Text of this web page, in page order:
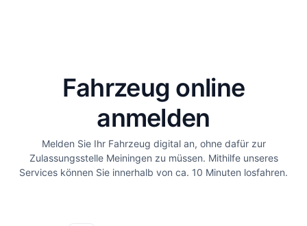
Fahrzeug online
anmelden
Melden Sie Ihr Fahrzeug digital an, ohne dafür zur
Zulassungsstelle Meiningen zu müssen. Mithilfe unseres
Services können Sie innerhalb von ca. 10 Minuten losfahren.